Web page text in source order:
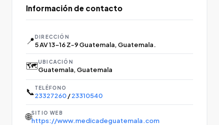
Información de contacto
📍DIRECCIÓN
5 AV 13-16 Z-9 Guatemala, Guatemala.
🗺️UBICACIÓN
Guatemala, Guatemala
📞 TELÉFONO
23327260/23310540
🌐SITIO WEB
https://www.medicadeguatemala.com